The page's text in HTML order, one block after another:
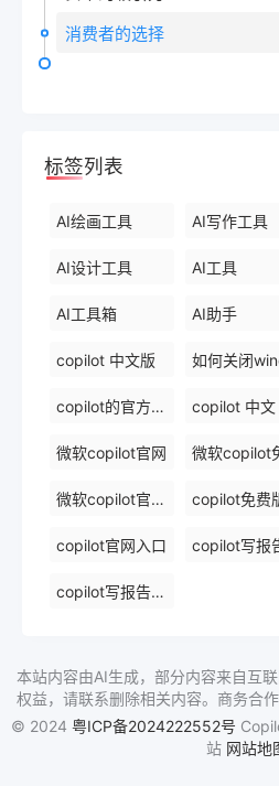
消费者的选择
标签列表
AI绘画工具 AI写作工具
AI设计工具 AI工具
AI工具箱 AI助手
copilot 中文版
copilot的官方网站 copilot 中文
微软copilot官网
微软copilot官网免费在线 copilot免费
copilot官网入口
copilot写报告免费在线
本站内容由AI生成，部分内容来自互
权益，请联系删除相关内容。商务合
© 2024 粤ICP备2024222552号
站 网站地